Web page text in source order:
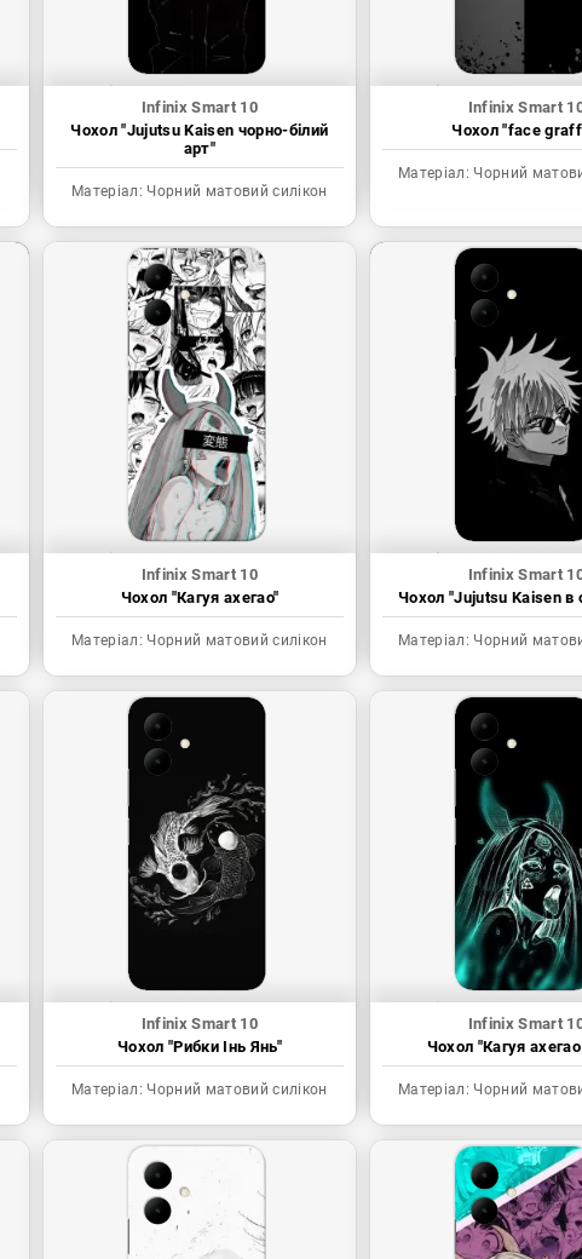
Infinix Smart 10
Чохол "Jujutsu Kaisen чорно-білий
арт"
Матеріал: Чорний матовий силікон
Infinix Smart
Чохол "face
Матеріал: Чорний
Infinix Smart 10
Чохол "Кагуя ахегао"
Матеріал: Чорний матовий силікон
Infinix Smart
Чохол "Jujutsu Kaisen в
Матеріал: Чорний
Infinix Smart 10
Чохол "Рибки Інь Янь"
Матеріал: Чорний матовий силікон
Infinix Smart
Чохол "Кагуя
Матеріал: Чорний